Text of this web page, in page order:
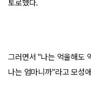
토로했다.
그러면서 "나는 억울해도
나는 엄마니까"라고 모성